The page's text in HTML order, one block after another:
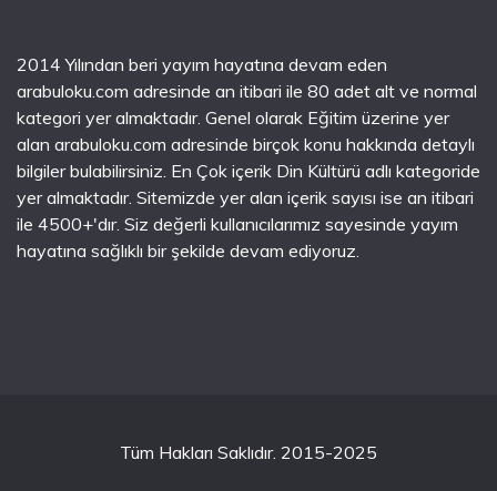
2014 Yılından beri yayım hayatına devam eden
arabuloku.com adresinde an itibari ile 80 adet alt ve normal
kategori yer almaktadır. Genel olarak Eğitim üzerine yer
alan arabuloku.com adresinde birçok konu hakkında detaylı
bilgiler bulabilirsiniz. En Çok içerik Din Kültürü adlı kategoride
yer almaktadır. Sitemizde yer alan içerik sayısı ise an itibari
ile 4500+'dır. Siz değerli kullanıcılarımız sayesinde yayım
hayatına sağlıklı bir şekilde devam ediyoruz.
Tüm Hakları Saklıdır. 2015-2025